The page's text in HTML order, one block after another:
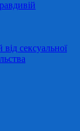
сексуальної